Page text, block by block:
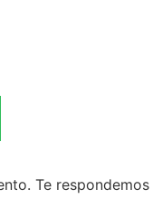
Te respondemos